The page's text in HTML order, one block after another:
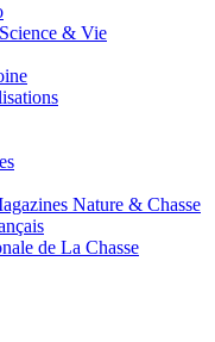
& Vie
Nature & Chasse
de La Chasse